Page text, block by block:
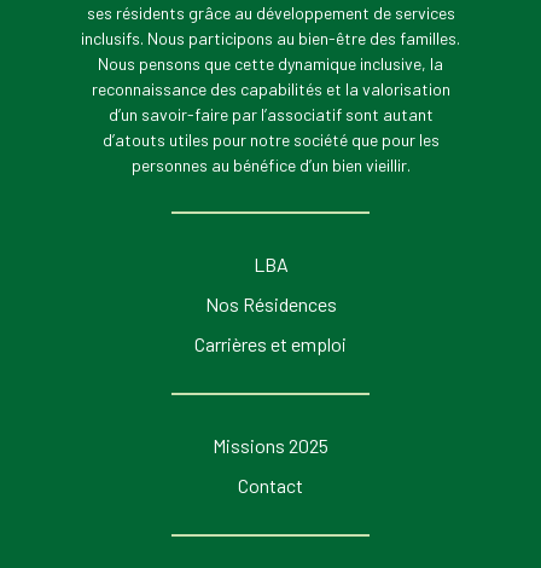
ses résidents grâce au développement de services
inclusifs. Nous participons au bien-être des familles.
Nous pensons que cette dynamique inclusive, la
reconnaissance des capabilités et la valorisation
d’un savoir-faire par l’associatif sont autant
d’atouts utiles pour notre société que pour les
personnes au bénéfice d’un bien vieillir.
LBA
Nos Résidences
Carrières et emploi
Missions 2025
Contact